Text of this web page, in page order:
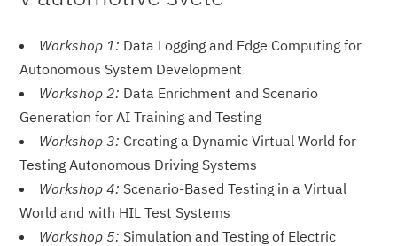
Workshop 1: Data Logging and Edge Computing for
Autonomous System Development
Workshop 2: Data Enrichment and Scenario
Generation for AI Training and Testing
Workshop 3: Creating a Dynamic Virtual World for
Testing Autonomous Driving Systems
Workshop 4: Scenario-Based Testing in a Virtual
World and with HIL Test Systems
Workshop 5: Simulation and Testing of Electric